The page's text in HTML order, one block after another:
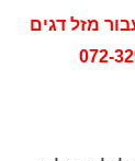
מזל דגים